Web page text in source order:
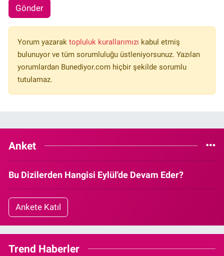
Gönder
Yorum yazarak topluluk kurallarımızı kabul etmiş
bulunuyor ve tüm sorumluluğu üstleniyorsunuz. Yazılan
yorumlardan Bunediyor.com hiçbir şekilde sorumlu
tutulamaz.
Anket
Bu Dizilerden Hangisi Eylül'de Devam Eder?
Ankete Katıl
Trend Haberler